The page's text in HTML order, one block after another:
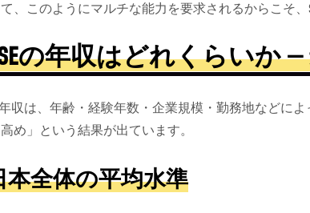
、このようにマルチな能力を要求されるからこそ、
の年収はどれくらいか
年収は、年齢・経験年数・企業規模・勤務地などに
め」という結果が出ています。
本全体の平均水準